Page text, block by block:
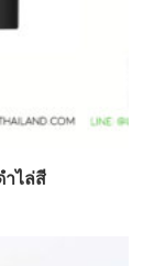
ไล่สี